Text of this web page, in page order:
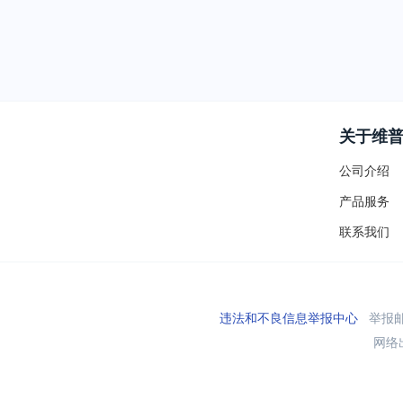
关于维普
公司介绍
产品服务
联系我们
违法和不良信息举报中心举报
网